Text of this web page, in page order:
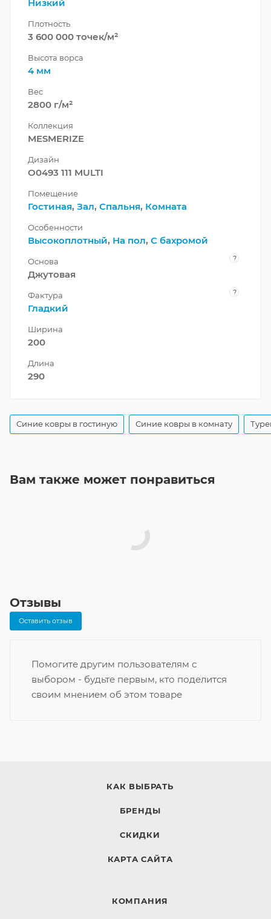
Низкий
Плотность
3 600 000 точек/м²
Высота ворса
4 мм
Вес
2800 г/м²
Коллекция
MESMERIZE
Дизайн
O0493 111 MULTI
Помещение
Гостиная, Зал, Спальня, Комната
Особенности
Высокоплотный, На пол, С бахромой
Основа ?
Джутовая
Фактура ?
Гладкий
Ширина
200
Длина
290
Синие ковры в гостиную Синие ковры в комнату
Вам также может понравиться
Отзывы
Оставить отзыв
Помогите другим пользователям с
выбором - будьте первым, кто поделится
своим мнением об этом товаре
КАК ВЫБРАТЬ
БРЕНДЫ
СКИДКИ
КАРТА САЙТА
КОМПАНИЯ